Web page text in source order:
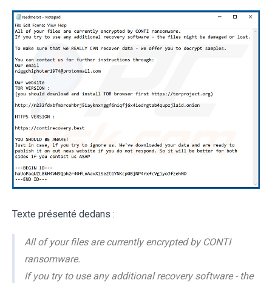
Texte présenté dedans :
Аll оf уоur files аrе currеntlу еncrуptеd bу CОNTI
rаnsоmwаrе.
If you try to use any additional recovery software - the